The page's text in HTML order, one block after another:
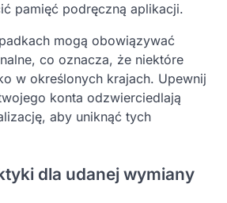
pamięć podręczną aplikacji.
mogą obowiązywać
co oznacza, że niektóre
w określonych krajach. Upewnij
konta odzwierciedlają
aby uniknąć tych
dla udanej wymiany